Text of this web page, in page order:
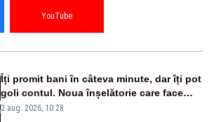
YouTube
Îți promit bani în câteva minute, dar îți pot
goli contul. Noua înșelătorie care face
victime pe Facebook și WhatsApp
2 aug. 2026, 10:28